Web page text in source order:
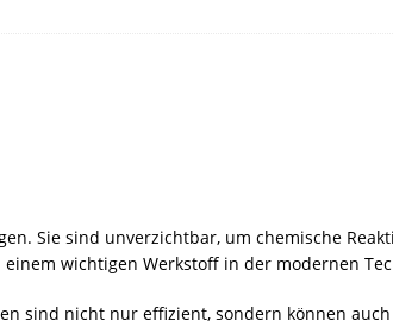
Sie sind unverzichtbar, um chemische
wichtigen Werkstoff in der modernen
sind nicht nur effizient, sondern können